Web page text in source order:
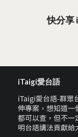
快分享
iTaigi愛台語
iTaigi愛台語-群眾
伸專案，想知道一
都可以查，但不一
明台語講法貢獻給